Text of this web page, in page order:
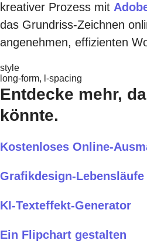
kreativer Prozess mit
das Grundriss-Zeichnen
angenehmen, effizienten
style
long-form, l-spacing
Entdecke mehr,
könnte.
Kostenloses Online-
Grafikdesign-Lebensläufe
KI-Texteffekt-Generator
Ein Flipchart gestalten